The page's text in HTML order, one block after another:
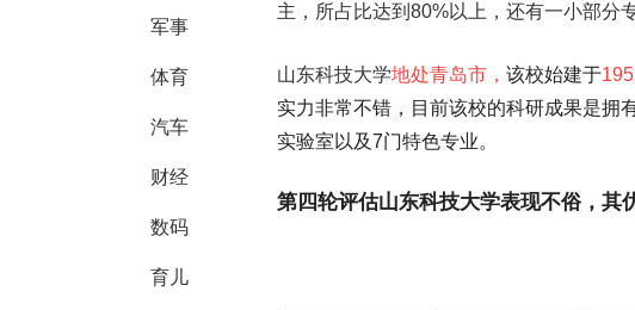
军事
体育
汽车
财经
数码
育儿
主，所占比达到80%以上，还有一小部分
山东科技大学地处青岛市， 该校始建于
实力非常不错，目前该校的科研成果是拥
实验室以及7门特色专业。
第四轮评估山东科技大学表现不俗，其